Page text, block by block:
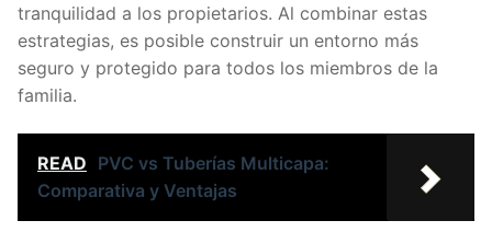
tranquilidad a los propietarios. Al combinar estas
estrategias, es posible construir un entorno más
seguro y protegido para todos los miembros de la
familia.
READ PVC vs Tuberías Multicapa:
Comparativa y Ventajas